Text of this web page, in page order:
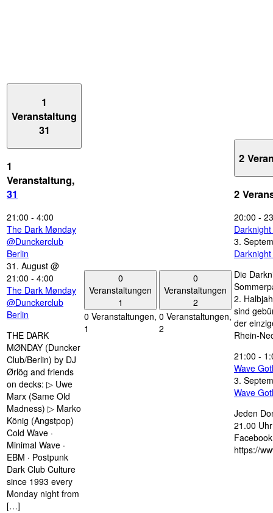
1
Veranstaltung
31
1
Veranstaltung,
31
21:00 - 4:00
The Dark Mønday
@Dunckerclub
Berlin
31. August @
21:00 - 4:00
The Dark Mønday
@Dunckerclub
Berlin
THE DARK
MØNDAY (Duncker
Club/Berlin) by DJ
Ørlög and friends
on decks: ▷ Uwe
Marx (Same Old
Madness) ▷ Marko
König (Angstpop)
Cold Wave ·
Minimal Wave ·
EBM · Postpunk
Dark Club Culture
since 1993 every
Monday night from
[…]
0
Veranstaltungen
1
0 Veranstaltungen,
1
0
Veranstaltungen
2
0 Veranstaltungen,
2
2
2
20:00 -
3.
Die
2.
sind
der
Rhein-
21:00 -
Wave
3.
Wave
Jeden
21.00
https://